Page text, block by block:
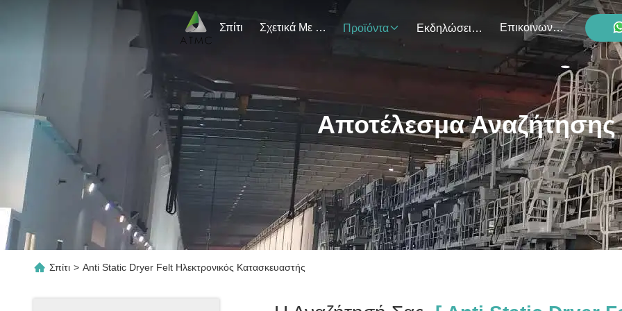
Σπίτι Σχετικά Με Εμάς Προϊόντα Εκδηλώσεις Επικοινωνήστε Μαζί Μας
Αποτέλεσμα Αναζήτησης
Σπίτι > Anti Static Dryer Felt Ηλεκτρονικός Κατασκευαστής